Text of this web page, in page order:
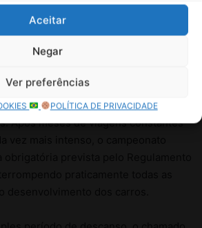
Aceitar
Negar
Ver preferências
POLÍTICA DE PRIVACIDADE